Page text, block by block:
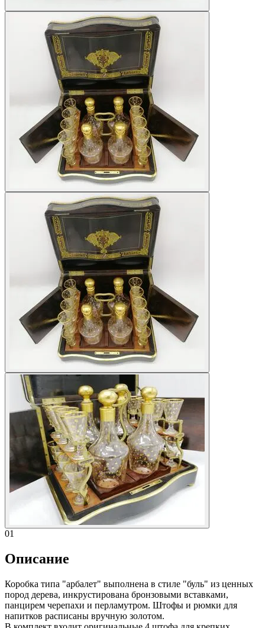
01
Описание
Коробка типа "арбалет" выполнена в стиле "буль" из ценных
пород дерева, инкрустирована бронзовыми вставками,
панцирем черепахи и перламутром. Штофы и рюмки для
напитков расписаны вручную золотом.